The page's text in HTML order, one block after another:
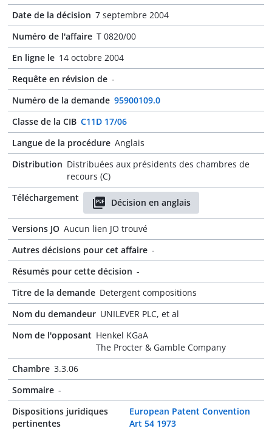
Date de la décision 7 septembre 2004
Numéro de l'affaire T 0820/00
En ligne le 14 octobre 2004
Requête en révision de -
Numéro de la demande 95900109.0
Classe de la CIB C11D 17/06
Langue de la procédure Anglais
Distribution Distribuées aux présidents des chambres de
recours (C)
Téléchargement
Décision en anglais
Versions JO Aucun lien JO trouvé
Autres décisions pour cet affaire -
Résumés pour cette décision -
Titre de la demande Detergent compositions
Nom du demandeur UNILEVER PLC, et al
Nom de l'opposant Henkel KGaA
The Procter & Gamble Company
Chambre 3.3.06
Sommaire -
Dispositions juridiques
pertinentes
European Patent Convention
Art 54 1973